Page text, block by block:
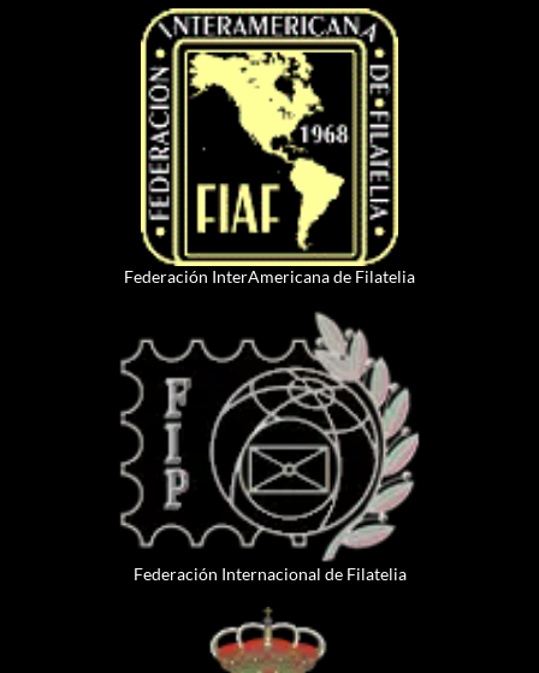
Federación InterAmericana de Filatelia
Federación Internacional de Filatelia